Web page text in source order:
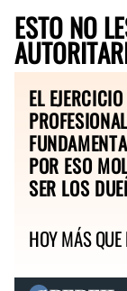
ESTO NO
EL
POR ESO
SER LOS
HOY MÁS